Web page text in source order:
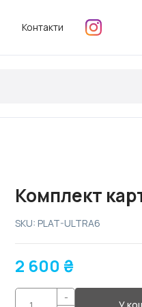
Контакти
Комплект
SKU: PLAT-ULTRA6
2 600 ₴
-